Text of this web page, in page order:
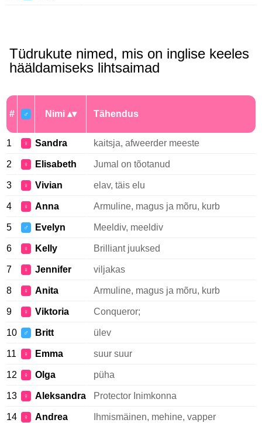
Tüdrukute nimed, mis on inglise keeles
hääldamiseks lihtsaimad
# ♂ Nimi Tähendus
1 ♀ Sandra kaitsja, afweerder meeste
2 ♀ Elisabeth Jumal on tõotanud
3 ♀ Vivian elav, täis elu
4 ♀ Anna Armuline, magus ja mõru, kurb
5 ♂ Evelyn Meeldiv, meeldiv
6 ♀ Kelly Brilliant juuksed
7 ♀ Jennifer viljakas
8 ♀ Anita Armuline, magus ja mõru, kurb
9 ♀ Viktoria Conqueror;
10 ♂ Britt ülev
11 ♀ Emma suur suur
12 ♀ Olga püha
13 ♀ Aleksandra Protector Inimkonna
14 ♀ Andrea Ihmismäinen, mehine, vapper